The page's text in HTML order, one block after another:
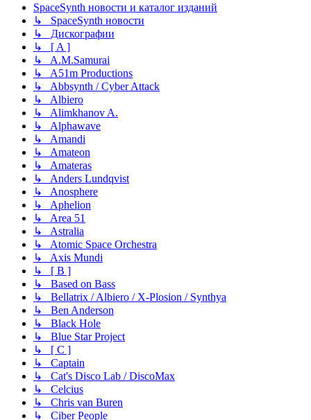
SpaceSynth новости и каталог изданий
↳ SpaceSynth новости
↳ Дискографии
↳ [ A ]
↳ A.M.Samurai
↳ A51m Productions
↳ Abbsynth / Cyber Attack
↳ Albiero
↳ Alimkhanov A.
↳ Alphawave
↳ Amandi
↳ Amateon
↳ Amateras
↳ Anders Lundqvist
↳ Anosphere
↳ Aphelion
↳ Area 51
↳ Astralia
↳ Atomic Space Orchestra
↳ Axis Mundi
↳ [ B ]
↳ Based on Bass
↳ Bellatrix / Albiero / X-Plosion / Synthya
↳ Ben Anderson
↳ Black Hole
↳ Blue Star Project
↳ [ C ]
↳ Captain
↳ Cat's Disco Lab / DiscoMax
↳ Celcius
↳ Chris van Buren
↳ Ciber People